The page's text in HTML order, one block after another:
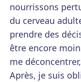
nourrissons
du cerveau
prendre des
être encore
me
Après, je suis